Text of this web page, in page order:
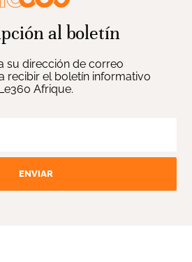
al boletín
su dirección de correo
recibir el boletín informativo
Le360 Afrique.
ENVIAR